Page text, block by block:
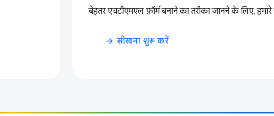
बेहतर एचटीएमएल फ़ॉर्म बनाने का तरीका जानने के लिए,
arrow_forward सीखना शुरू करें